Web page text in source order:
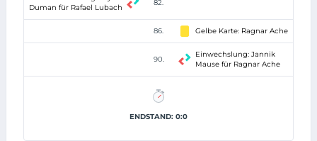
Duman für Rafael Lubach
82.
86. Gelbe Karte: Ragnar Ache
90.
Einwechslung: Jannik
Mause für Ragnar Ache
ENDSTAND: 0:0